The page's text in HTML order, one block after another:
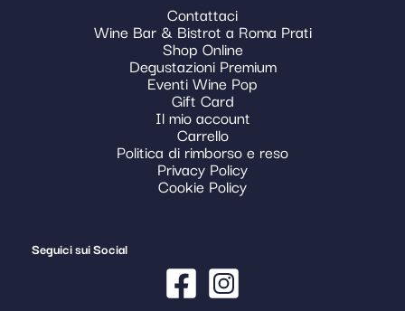
Contattaci
Wine Bar & Bistrot a Roma Prati
Shop Online
Degustazioni Premium
Eventi Wine Pop
Gift Card
Il mio account
Carrello
Politica di rimborso e reso
Privacy Policy
Cookie Policy
Seguici sui Social